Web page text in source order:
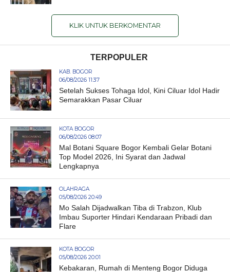
KLIK UNTUK BERKOMENTAR
TERPOPULER
KAB. BOGOR
06/08/2026 11:37
Setelah Sukses Tohaga Idol, Kini Ciluar Idol Hadir
Semarakkan Pasar Ciluar
KOTA BOGOR
06/08/2026 08:07
Mal Botani Square Bogor Kembali Gelar Botani
Top Model 2026, Ini Syarat dan Jadwal
Lengkapnya
OLAHRAGA
05/08/2026 20:49
Mo Salah Dijadwalkan Tiba di Trabzon, Klub
Imbau Suporter Hindari Kendaraan Pribadi dan
Flare
KOTA BOGOR
05/08/2026 20:01
Kebakaran, Rumah di Menteng Bogor Diduga